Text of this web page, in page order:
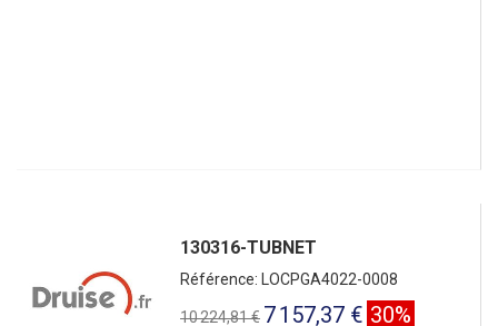
130316-TUBNET
Référence: LOCPGA4022-0008
10 224,81 € 7 157,37 € 30%